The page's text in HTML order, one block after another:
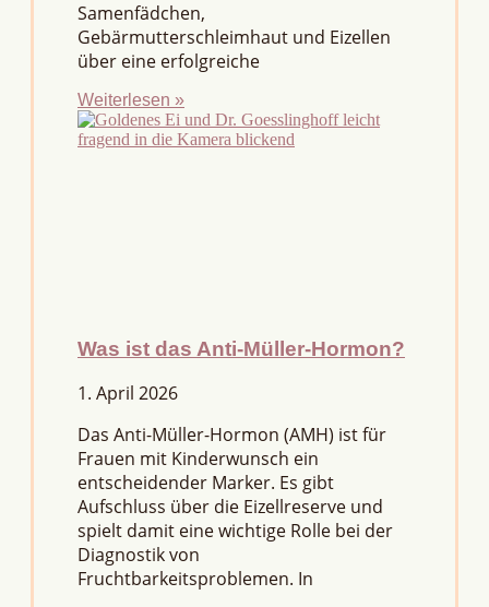
Samenfädchen,
Gebärmutterschleimhaut und Eizellen
über eine erfolgreiche
Weiterlesen »
Was ist das Anti-Müller-Hormon?
1. April 2026
Das Anti-Müller-Hormon (AMH) ist für
Frauen mit Kinderwunsch ein
entscheidender Marker. Es gibt
Aufschluss über die Eizellreserve und
spielt damit eine wichtige Rolle bei der
Diagnostik von
Fruchtbarkeitsproblemen. In